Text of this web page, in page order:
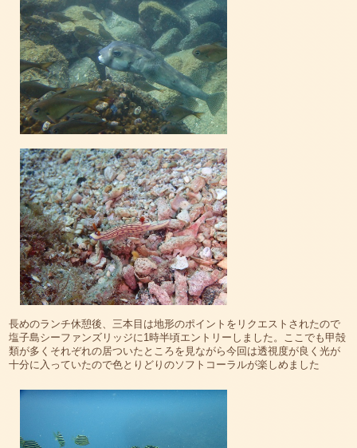
長めのランチ休憩後、三本目は地形のポイントをリクエストされたので
塩子島シーファンズリッジに1時半頃エントリーしました。ここでも甲殻
類が多くそれぞれの居ついたところを見ながら今回は透視度が良く光が
十分に入っていたので色とりどりのソフトコーラルが楽しめました